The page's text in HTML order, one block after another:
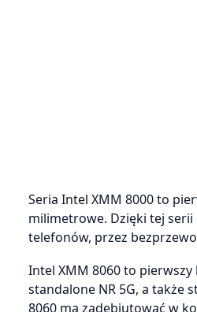
Seria Intel XMM 8000 to
milimetrowe. Dzięki tej serii
telefonów, przez
Intel XMM 8060 to
standalone NR 5G, a także
8060 ma zadebiutować w